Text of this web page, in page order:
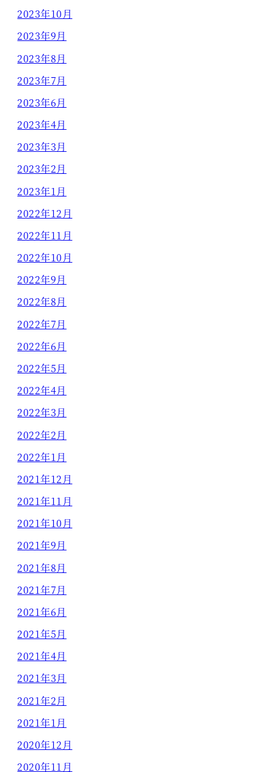
2023年10月
2023年9月
2023年8月
2023年7月
2023年6月
2023年4月
2023年3月
2023年2月
2023年1月
2022年12月
2022年11月
2022年10月
2022年9月
2022年8月
2022年7月
2022年6月
2022年5月
2022年4月
2022年3月
2022年2月
2022年1月
2021年12月
2021年11月
2021年10月
2021年9月
2021年8月
2021年7月
2021年6月
2021年5月
2021年4月
2021年3月
2021年2月
2021年1月
2020年12月
2020年11月